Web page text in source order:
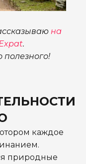
на
.
полезного!
каждое
природные